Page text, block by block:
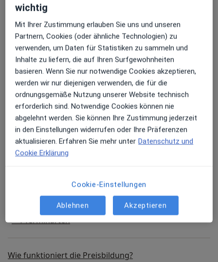
Leistungen
Akupunktur
Ultraschalluntersuchung
EKG
Akupunktur
Impfung/Impfberatung
+ 4 Terminarten
Wie funktioniert die Preisbildung?
wichtig
Mit Ihrer Zustimmung erlauben Sie uns und unseren
Partnern, Cookies (oder ähnliche Technologien) zu
verwenden, um Daten für Statistiken zu sammeln und
Inhalte zu liefern, die auf Ihren Surfgewohnheiten
basieren. Wenn Sie nur notwendige Cookies akzeptieren,
werden wir nur diejenigen verwenden, die für die
ordnungsgemäße Nutzung unserer Website technisch
erforderlich sind. Notwendige Cookies können nie
abgelehnt werden. Sie können Ihre Zustimmung jederzeit
in den Einstellungen widerrufen oder Ihre Präferenzen
aktualisieren. Erfahren Sie mehr unter Datenschutz und
Cookie Erklärung
Cookie-Einstellungen
Ablehnen Akzeptieren